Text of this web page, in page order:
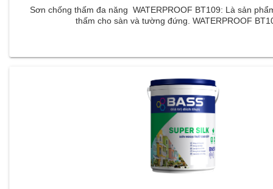
Sơn chống thấm đa năng WATERPROOF BT109: Là sản
thấm cho sàn và tường đứng. WATERPROOF